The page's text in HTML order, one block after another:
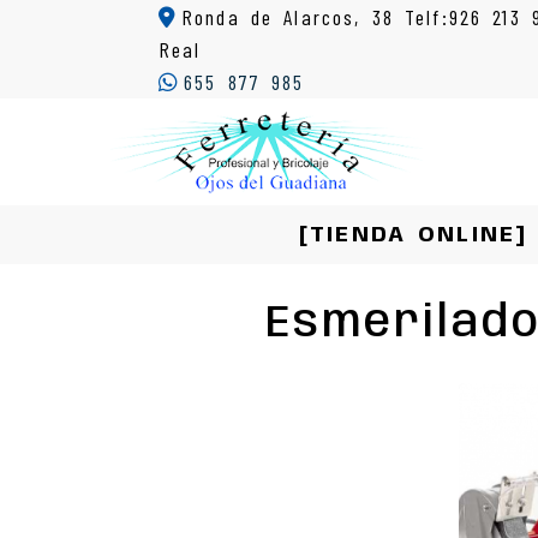
Ronda de Alarcos, 38 Telf:926
Real
655 877 985
[TIENDA ONLINE]